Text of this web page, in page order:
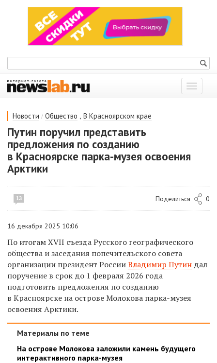
Показать
меню
Новости / Общество , В Красноярском крае
Путин поручил представить
предложения по созданию
в Красноярске парка-музея освоения
Арктики
13 Поделиться 0
16 декабря 2025 10:06
По итогам XVII съезда Русского географического
общества и заседания попечительского совета
организации президент РоссииВладимир Путин дал
поручение в срок до 1 февраля 2026 года
подготовить предложения по созданию
в Красноярске на острове Молокова парка-музея
освоения Арктики.
Материалы по теме
На острове Молокова заложили камень будущего
интерактивного парка-музея